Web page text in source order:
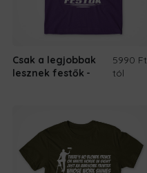
Csak a legjobbak
lesznek festők
5990 Ft
tól